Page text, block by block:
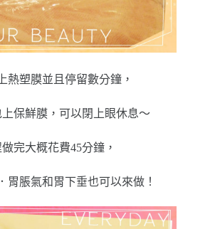
熱塑膜並且停留數分鐘，
保鮮膜，可以閉上眼休息～
完大概花費45分鐘，
胃脹氣和胃下垂也可以來做！